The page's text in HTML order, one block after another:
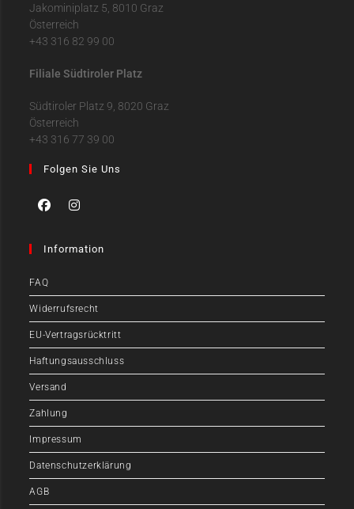
Jakominiplatz 5, 8010 Graz
Österreich
+43 316 82 99 00
Filiale Südtiroler Platz
Südtiroler Platz 9, 8020 Graz
Österreich
+43 316 77 39 00
Folgen Sie Uns
Information
FAQ
Widerrufsrecht
EU-Vertragsrücktritt
Haftungsausschluss
Versand
Zahlung
Impressum
Datenschutzerklärung
AGB